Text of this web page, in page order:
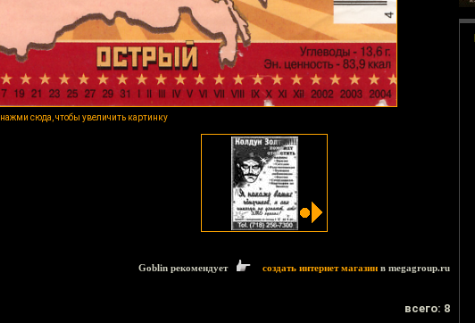
нажми сюда, чтобы увеличить картинку
Goblin рекомендует создать интернет магазин в megagroup.ru
всего: 8